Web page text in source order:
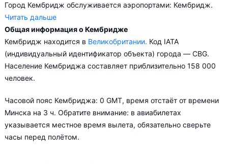
Город Кембридж обслуживается аэропортами: Кембридж.
Читать дальше
Aviasales.by советует купить авиабилеты в Кембридж
заранее, чтобы вы могли выбирать условия перелёта,
ориентируясь на свои пожелания и финансовые
возможности.
Общая информация о Кембридже
Кембридж находится в Великобритании. Код IATA
(индивидуальный идентификатор объекта) города — CBG.
Население Кембриджа составляет приблизительно 158 000
человек.
Часовой пояс Кембриджа: 0 GMT, время отстаёт от времени
Минска на 3 ч. Обратите внимание: в авиабилетах
указывается местное время вылета, обязательно сверьте
часы перед полётом.